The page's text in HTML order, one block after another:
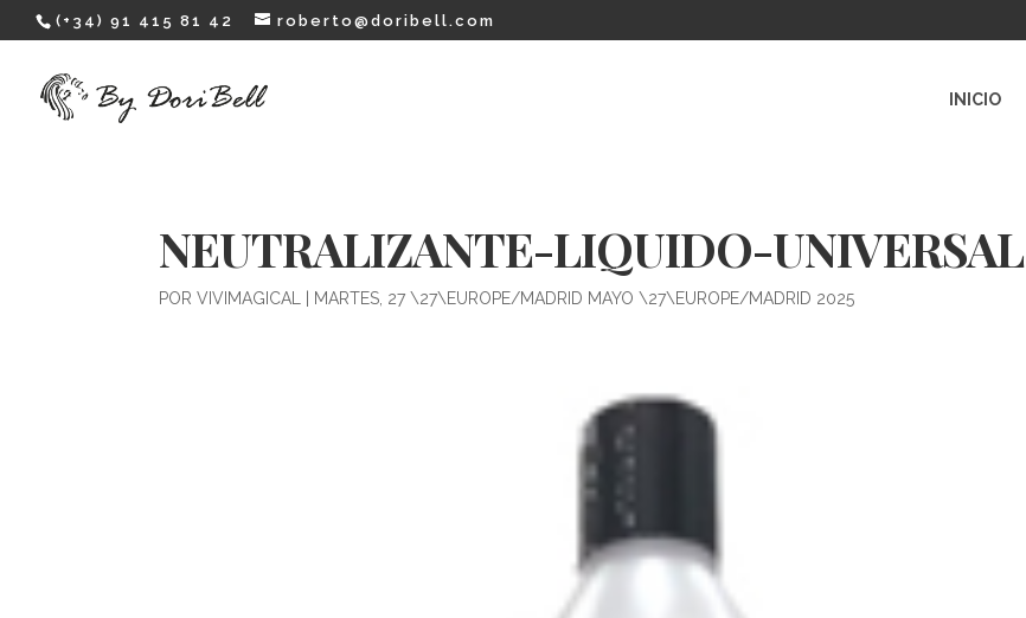
(+34) 91 415 81 42 roberto@doribell.com
INICIO
NEUTRALIZANTE-LIQUIDO-UNIVERSAL
PORVIVIMAGICAL MARTES, 27 \27\EUROPE/MADRID MAYO \27\EUROPE/MADRID 2025